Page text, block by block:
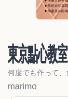
東京點心教
marimo